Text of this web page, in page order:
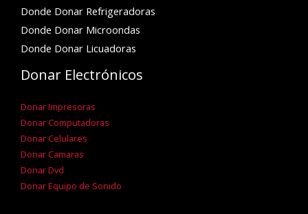
Donde Donar Refrigeradoras
Donde Donar Microondas
Donde Donar Licuadoras
Donar Electrónicos
Donar Impresoras
Donar Computadoras
Donar Celulares
Donar Camaras
Donar Dvd
Donar Equipo de Sonido